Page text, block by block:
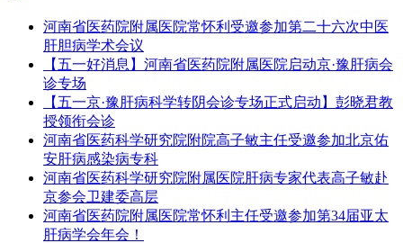
河南省医药院附属医院常怀利受邀参加第二十六次中医
肝胆病学术会议
【五一好消息】河南省医药院附属医院启动京·豫肝病会
诊专场
【五一京·豫肝病科学转阴会诊专场正式启动】彭晓君教
授领衔会诊
河南省医药科学研究院附院高子敏主任受邀参加北京佑
安肝病感染病专科
河南省医药科学研究院附属医院肝病专家代表高子敏赴
京参会卫建委高层
河南省医药院附属医院常怀利主任受邀参加第34届亚太
肝病学会年会！